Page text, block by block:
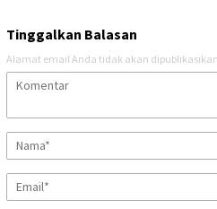
Tinggalkan Balasan
Alamat email Anda tidak akan